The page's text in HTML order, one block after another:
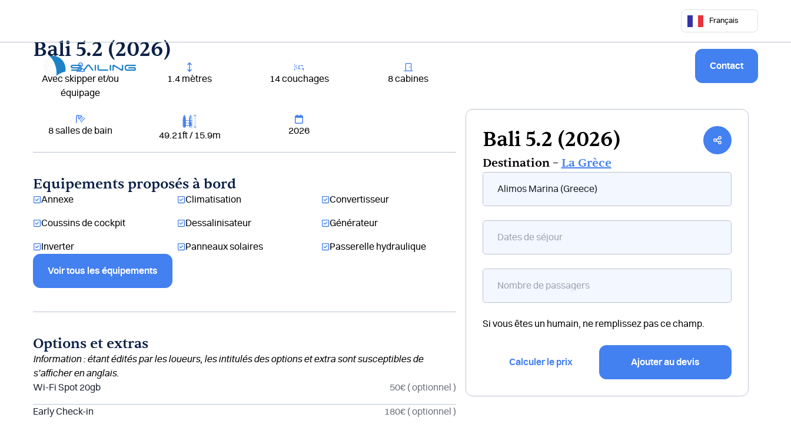
Français
Louer un bateau Contact
Bali 5.2 (2026)
Avec skipper et/ou
équipage
1.4 mètres 14 couchages 8 cabines
8 salles de bain 49.21ft / 15.9m 2026
Equipements proposés à bord
Annexe Climatisation Convertisseur
Coussins de cockpit Dessalinisateur Générateur
Inverter Panneaux solaires Passerelle hydraulique
Voir tous les équipements
Options et extras
Information : étant édités par les loueurs, les intitulés des options et extra sont susceptibles de
s’afficher en anglais.
Wi-Fi Spot 20gb
50€ ( optionnel )
Early Check-in 180€ ( optionnel )
Bali 5.2 (2026)
Destination – La Grèce
flottant
bateau
Si vous êtes un humain, ne remplissez pas ce champ.
Calculer le prix Ajouter au devis